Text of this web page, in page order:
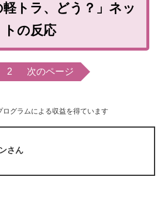
軽トラ、どう？」ネッ
トの反応
2 次のページ
グラムによる収益を得ています
さん